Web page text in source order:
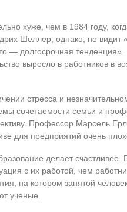
хуже, чем в 1984 году,
Шеллер, однако, не видит
— долгосрочная
выросло в работников в
стресса и
сочетаемости семьи и
Профессор Марсель
для предприятий очень
делает счастливее.
с их работой, чем
на котором занятой
ученые.